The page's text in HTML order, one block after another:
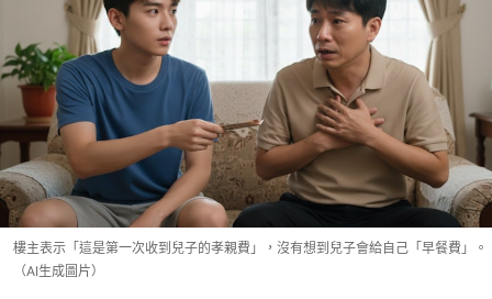
樓主表示「這是第一次收到兒子的孝親費」，沒有想到兒子會給自己「早餐費」。
（AI生成圖片）